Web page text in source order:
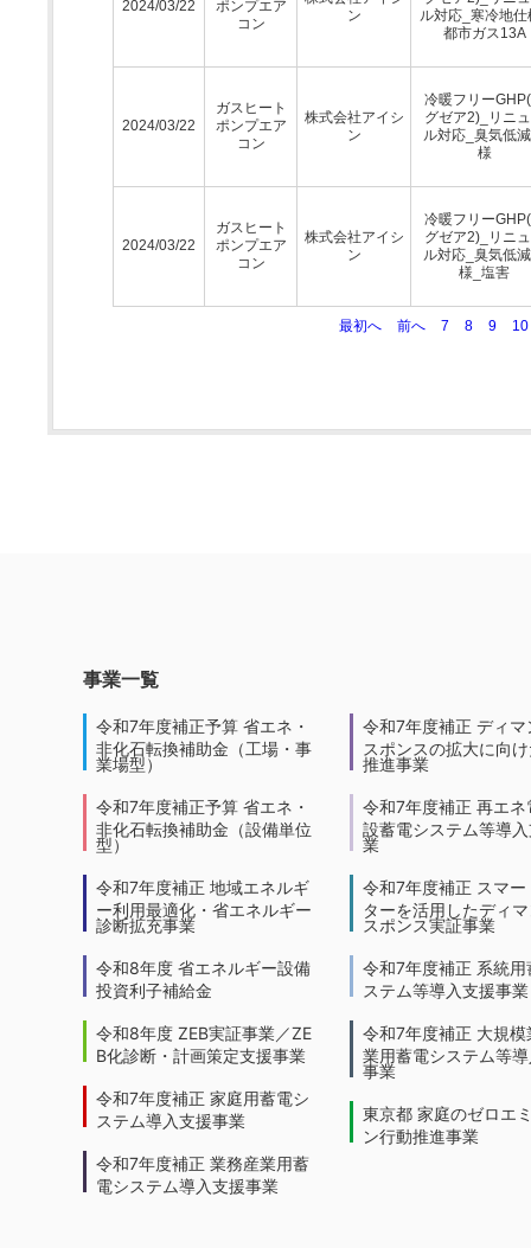
2024/03/22
ポンプエア
コン
ン
ル対応_寒冷地仕
都市ガス13A
2024/03/22
ガスヒート
ポンプエア
コン
株式会社アイシ
ン
冷暖フリー
グゼア2)_リニ
ル対応_臭気低
様
2024/03/22
ガスヒート
ポンプエア
コン
株式会社アイシ
ン
冷暖フリー
グゼア2)_リニ
ル対応_臭気低
様_塩害
最初へ 前へ 7 8 9 10
事業一覧
令和7年度補正予算 省エネ・
非化石転換補助金（工場・事
業場型）
令和7年度補正予算 省エネ・
非化石転換補助金（設備単位
型）
令和7年度補正 地域エネルギ
ー利用最適化・省エネルギー
診断拡充事業
令和8年度 省エネルギー設備
投資利子補給金
令和8年度 ZEB実証事業／ZE
B化診断・計画策定支援事業
令和7年度補正 家庭用蓄電シ
ステム導入支援事業
令和7年度補正 業務産業用蓄
電システム導入支援事業
令和7年度補正 ディマ
スポンスの拡大に向
推進事業
令和7年度補正 再エネ
設蓄電システム等導
業
令和7年度補正 スマー
ターを活用したディ
スポンス実証事業
令和7年度補正 系統用
ステム等導入支援事業
令和7年度補正 大規模
業用蓄電システム等
事業
東京都 家庭のゼロエ
ン行動推進事業